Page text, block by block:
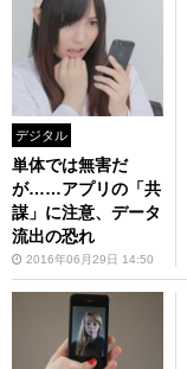
デジタル
単体では無害だ
が……アプリの「共
謀」に注意、データ
流出の恐れ
2016年06月29日 14:50